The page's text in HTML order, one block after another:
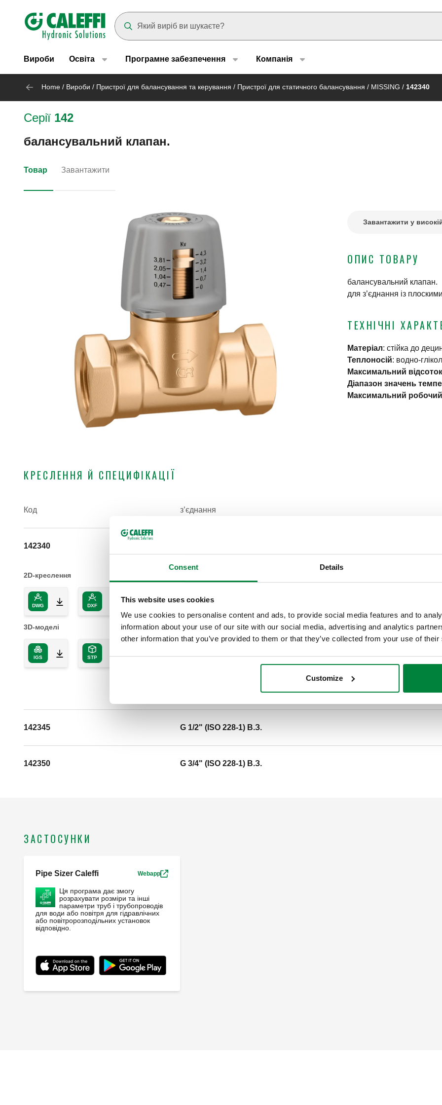
Consent Details
This website uses cookies
We use cookies to personalise content and ads, to provide social media features and to
information about your use of our site with our social media, advertising and analytics
other information that you’ve provided to them or that they’ve collected from your use of
Customize
Header main navigation
Вироби Освіта Програмне забезпечення Компанія
Home / Вироби / Пристрої для балансування та керування / Пристрої для статичного балансування / MISSING / 142340
Серії 142
балансувальний клапан.
Товар Завантажити
Завантажити у
ОПИС ТОВАРУ
балансувальний клапан.
для з’єднання із
ТЕХНІЧНІ
Матеріал: стійка до
Теплоносій: водно-
Максимальний
Діапазон значень
Максимальний
КРЕСЛЕННЯ Й СПЕЦИФІКАЦІЇ
Код
з’єднання
142340
2D-креслення
DWG DXF
3D-моделі
IGS STP
CALEFFI, 142340.
контрфланцями EN 1092-1.
робочий тиск: 16 bar.
Максимальний відсоток
e03ab711-ed2d-41e1-a470-
142345 G 1/2" (ISO 228-1) B.З.
142350 G 3/4" (ISO 228-1) B.З.
ЗАСТОСУНКИ
Pipe Sizer Caleffi Webapp
Ця програма дає змогу
розрахувати розміри та інші
параметри труб і трубопроводів
для води або повітря для гідравлічних
або повітророзподільних установок
відповідно.